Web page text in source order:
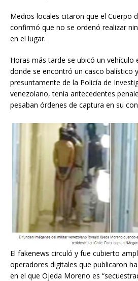
Medios locales citaron que el Cuerpo
confirmó que no se ordenó realizar
en el lugar.
Horas más tarde se ubicó un vehículo
donde se encontró un casco balístico
presuntamente de la Policía de
venezolano, tenía antecedentes
pesaban órdenes de captura en su
El fakenews circuló y fue cubierto
operadores digitales que publicaron
en el que Ojeda Moreno es